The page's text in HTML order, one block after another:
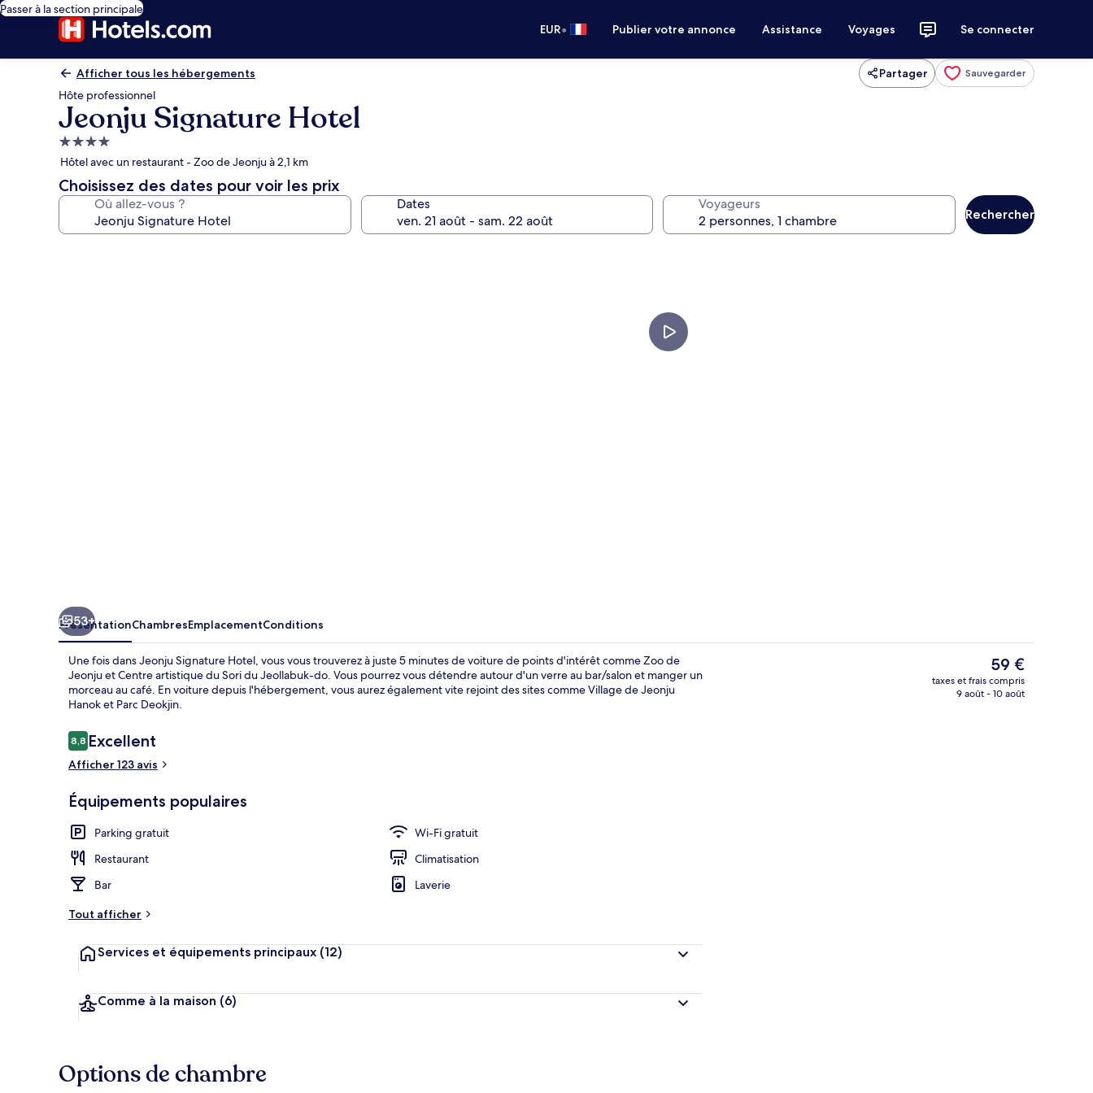
Passer à la section principale
EUR• Publier votre annonce Assistance Voyages Se connecter
Afficher tous les hébergements Partager Sauvegarder
Hôte professionnel
Jeonju Signature Hotel
Hébergement
4.0 étoiles
Hôtel avec un restaurant - Zoo de Jeonju à 2,1 km
Choisissez des dates pour voir les prix
Où allez-vous ? Dates Voyageurs
Rechercher
53+
PrésentationChambresEmplacementConditions
Une fois dans Jeonju Signature Hotel, vous vous trouverez à juste 5 minutes de voiture de points d'intérêt comme Zoo de
Jeonju et Centre artistique du Sori du Jeollabuk-do. Vous pourrez vous détendre autour d'un verre au bar/salon et manger un
morceau au café. En voiture depuis l'hébergement, vous aurez également vite rejoint des sites comme Village de Jeonju
Hanok et Parc Deokjin.
Avis
voyageurs
8,88,8 sur 10
Excellent
Afficher 123 avis
Équipements populaires
Parking gratuit
Wi-Fi gratuit
Restaurant
Climatisation
Bar
Laverie
Tout afficher
Services et équipements principaux (12)
Comme à la maison (6)
Le
prix
actuel
59 €
taxes et frais compris
9 août - 10 août
Options de chambre